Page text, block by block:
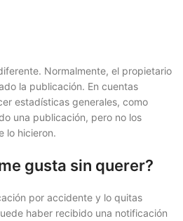
Normalmente, el propietario
la publicación. En cuentas
estadísticas generales, como
una publicación, pero no los
lo hicieron.
gusta sin querer?
por accidente y lo quitas
haber recibido una notificación